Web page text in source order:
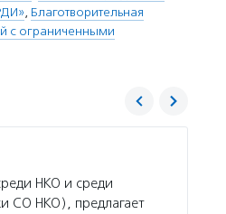
, Благотворительная
с ограниченными
НКО и среди
СО НКО), предлагает